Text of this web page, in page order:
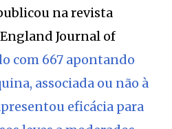
na revista
Journal of
com 667 apontando
associada ou não à
eficácia para